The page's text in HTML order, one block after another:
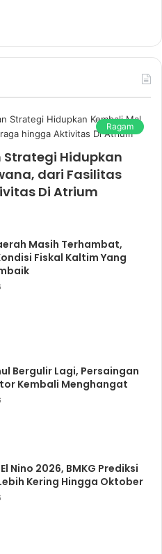
Ragam
Strategi Hidupkan
dari Fasilitas
Di Atrium
Masih Terhambat,
Fiskal Kaltim Yang
Bergulir Lagi, Persaingan
Kembali Menghangat
Nino 2026, BMKG Prediksi
Kering Hingga Oktober